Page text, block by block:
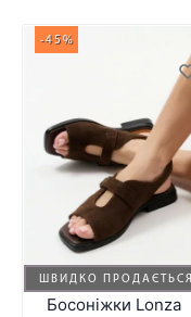
ШВИДКО ПРОДАЄТЬСЯ
-45%
Босоніжки Lonza